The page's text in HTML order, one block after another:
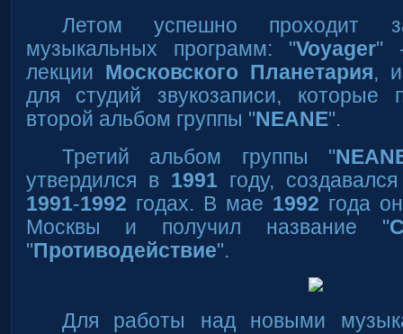
Летом успешно проходит
музыкальных программ: "Voyager"
лекции Московского Планетария,
для студий звукозаписи, которые
второй альбом группы "NEANE".
Третий альбом группы "
утвердился в 1991 году,
1991-1992 годах. В мае 1992 года
Москвы и получил название "
"Противодействие".
Для работы над новыми